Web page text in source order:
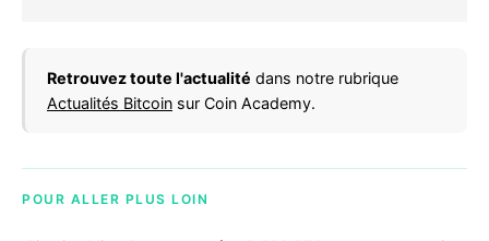
Retrouvez toute l'actualité dans notre rubrique
Actualités Bitcoin sur Coin Academy.
POUR ALLER PLUS LOIN